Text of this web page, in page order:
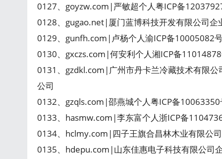
0127、goyzw.com|严敏超个人粤ICP备
0128、gugao.net|厦门蓝博科技开发有限公司
0129、gunfh.com|卢杨个人渝ICP备10005082
0130、gxczs.com|何安利个人湘ICP备
0131、gzdkl.com|广州市丹卡兰冷藏技术有限
公司
0132、gzqls.com|邵燕城个人粤ICP备
0133、hasmw.com|李东富个人浙ICP备
0134、hclmy.com|四子王旗合昌林木业有限公
0135、hdepu.com|山东佳惠电子科技有限公司